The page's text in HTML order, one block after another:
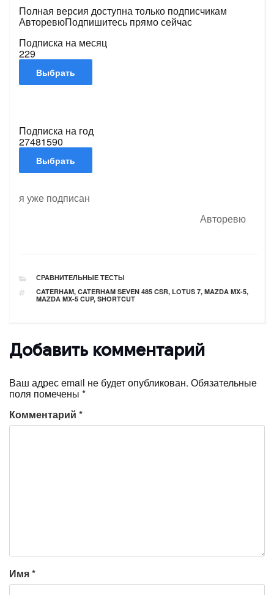
Полная версия доступна только подписчикам
АвторевюПодпишитесь прямо сейчас
Подписка на месяц
229
Подписка на год
27481590
я уже подписан
Авторевю
РУБРИКИ
СРАВНИТЕЛЬНЫЕ ТЕСТЫ
ТЕГИ
CATERHAM, CATERHAM SEVEN 485 CSR, LOTUS 7, MAZDA MX-5,
MAZDA MX-5 CUP, SHORTCUT
Добавить комментарий
Ваш адрес email не будет опубликован. Обязательные
поля помечены *
Комментарий *
Имя*